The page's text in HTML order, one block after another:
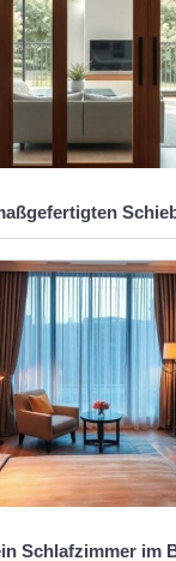
Schlafzimmer im